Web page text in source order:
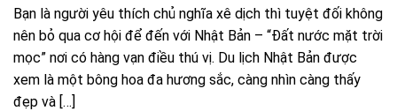
Bạn là người yêu thích chủ nghĩa xê dịch thì tuyệt đối không
nên bỏ qua cơ hội để đến với Nhật Bản – “Đất nước mặt trời
mọc” nơi có hàng vạn điều thú vị. Du lịch Nhật Bản được
xem là một bông hoa đa hương sắc, càng nhìn càng thấy
đẹp và […]